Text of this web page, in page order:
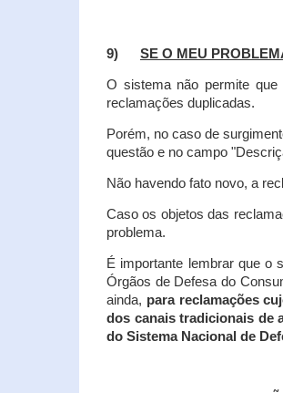
9) SE O MEU
O sistema não permite
reclamações duplicadas.
Porém, no caso de
questão e no campo
Não havendo fato novo, a
Caso os objetos das
problema.
É importante lembrar que o
Órgãos de Defesa do
ainda, para reclamações
dos canais tradicionais de
do Sistema Nacional de